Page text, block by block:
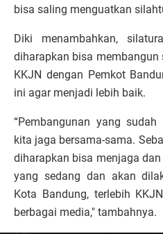
bisa saling menguatkan
Diki menambahkan,
diharapkan bisa
KKJN dengan Pemkot
ini agar menjadi lebih baik.
“Pembangunan yang
kita jaga bersama-sama.
diharapkan bisa menjaga
yang sedang dan akan
Kota Bandung, terlebih
berbagai media," tambahnya.